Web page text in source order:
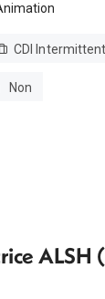
CDI Intermittent
Non
ALSH